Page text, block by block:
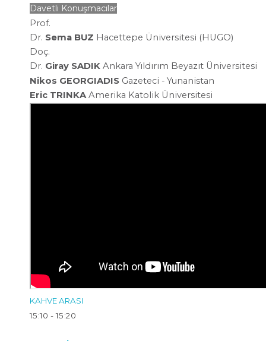
Davetli Konuşmacılar
Prof.
Dr. Sema BUZ Hacettepe Üniversitesi (HUGO)
Doç.
Dr. Giray SADIK Ankara Yıldırım Beyazıt Üniversitesi
Nikos GEORGIADIS Gazeteci - Yunanistan
Eric TRINKA Amerika Katolik Üniversitesi
KAHVE ARASI
15:10 - 15:20